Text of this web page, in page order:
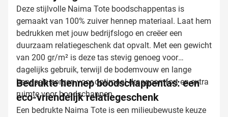
Deze stijlvolle Naima Tote boodschappentas is
gemaakt van 100% zuiver hennep materiaal. Laat hem
bedrukken met jouw bedrijfslogo en creëer een
duurzaam relatiegeschenk dat opvalt. Met een gewicht
van 200 gr/m² is deze tas stevig genoeg voor
dagelijks gebruik, terwijl de bodemvouw en lange
hengsels zorgen voor optimaal draagcomfort en extra
ruimte voor boodschappen.
Bedrukte hennep boodschappentas: een
eco-vriendelijk relatiegeschenk
Een bedrukte Naima Tote is een milieubewuste keuze